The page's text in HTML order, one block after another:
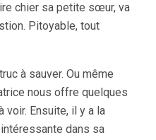
chier sa petite sœur, va
Pitoyable, tout
à sauver. Ou même
nous offre quelques
Ensuite, il y a la
dans sa